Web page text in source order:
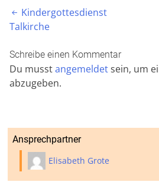
Beitragsnavigation
 Kindergottesdienst
Talkirche
Schreibe einen Kommentar
Du musstangemeldetsein, um
abzugeben.
Ansprechpartner
Elisabeth Grote